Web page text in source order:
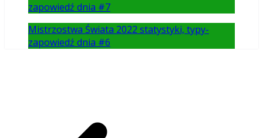
zapowiedź dnia #7
Mistrzostwa Świata 2022 statystyki, typy-
zapowiedź dnia #6